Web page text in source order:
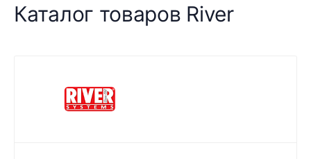
Каталог товаров River